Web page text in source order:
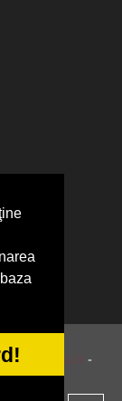
Consult
-